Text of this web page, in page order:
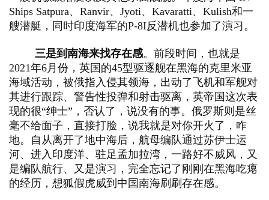
Ships Satpura、Ranvir、Jyoti、Kavaratti、Kulish和一
艘潜艇，同时印度海军的P-8I反潜机也参加了演习。
三是到南海来找存在感。前段时间，也就是
2021年6月份，英国的45型驱逐舰在黑海的克里米亚
海域活动，被俄指入侵其领海，出动了飞机和军舰对
其进行跟踪、警告性投弹和射击驱离，英帝国这次表
现的很“绅士”，否认了，说没有的事。俄罗斯则是丝
毫不给面子，直接打脸，说我就是对你开火了，咋
地。自从离开了地中海后，航母编队通过苏伊士运
河、进入印度洋、驻足孟加拉湾，一路好不威风，又
是编队航行、又是演习，完全忘记了刚刚在黑海吃瘪
的经历，想狐假虎威到中国南海刷刷存在感。